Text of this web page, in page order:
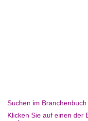
Suchen im Branchenbuch
Klicken Sie auf einen der